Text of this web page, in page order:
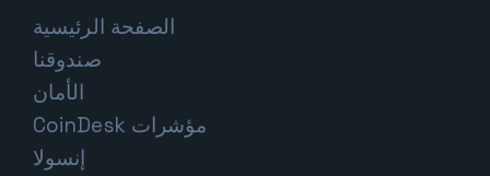
الصفحة الرئيسية
صندوقنا
الأمان
مؤشرات CoinDesk
إنسولا